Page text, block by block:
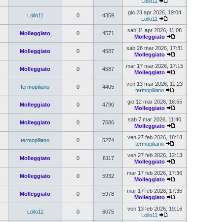
Lollo11 0 4359
gio 23 apr 2026, 19:04
Lollo11
Molleggiato 0 4571
sab 11 apr 2026, 11:08
Molleggiato
Molleggiato 0 4587
sab 28 mar 2026, 17:31
Molleggiato
Molleggiato 0 4587
mar 17 mar 2026, 17:15
Molleggiato
termopiliano 0 4405
ven 13 mar 2026, 11:23
termopiliano
Molleggiato 0 4790
gio 12 mar 2026, 18:55
Molleggiato
Molleggiato 0 7686
sab 7 mar 2026, 11:40
Molleggiato
termopiliano 0 5274
ven 27 feb 2026, 18:18
termopiliano
Molleggiato 0 6117
ven 27 feb 2026, 12:13
Molleggiato
Molleggiato 0 5932
mar 17 feb 2026, 17:36
Molleggiato
Molleggiato 0 5978
mar 17 feb 2026, 17:35
Molleggiato
Lollo11 0 6075
ven 13 feb 2026, 19:16
Lollo11